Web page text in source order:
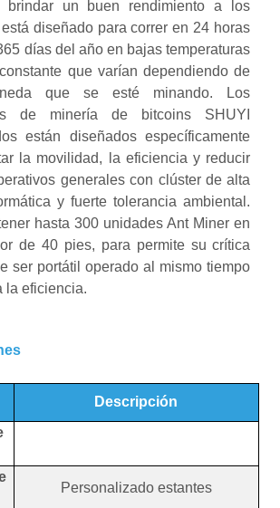
brindar un buen rendimiento a los
diseñado para correren 24 horas
días del año en bajas temperaturas
que varían dependiendo de
que se esté minando. Los
de minería de bitcoins SHUYI
están diseñados específicamente
la movilidad, la eficiencia y reducir
generales con clúster de alta
yfuerte tolerancia ambiental .
hasta 300 unidades Ant Miner en
de 40 pies, para permite su crítica
ser portátil operadoal mismo tiempo
la eficiencia.
Descripción
Personalizadoestantes